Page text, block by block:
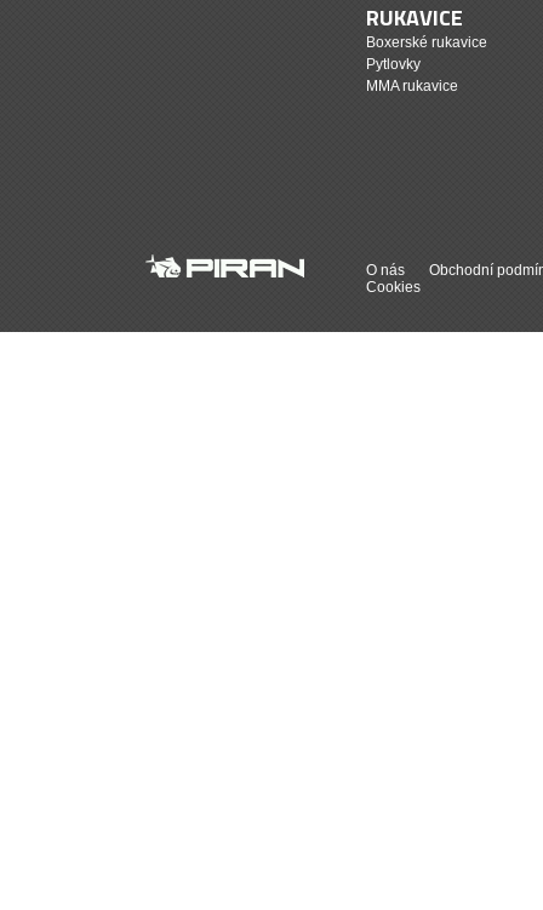
RUKAVICE
Boxerské rukavice
Pytlovky
MMA rukavice
O nás
Obchodní
Cookies